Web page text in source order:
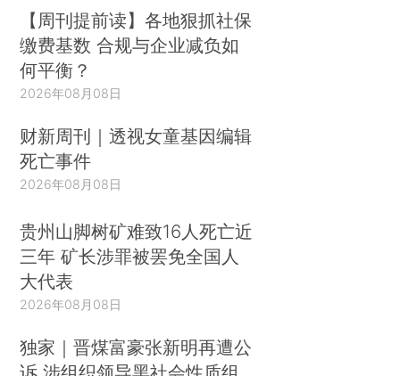
【周刊提前读】各地狠抓社保
缴费基数 合规与企业减负如
何平衡？
2026年08月08日
财新周刊｜透视女童基因编辑
死亡事件
2026年08月08日
贵州山脚树矿难致16人死亡近
三年 矿长涉罪被罢免全国人
大代表
2026年08月08日
独家｜晋煤富豪张新明再遭公